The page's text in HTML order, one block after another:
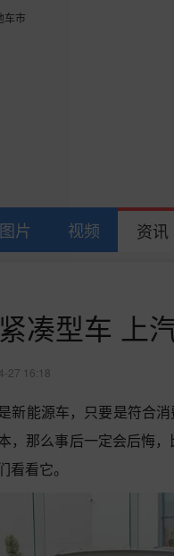
车市
图片 视频 资讯
凑型车 上
27 16:18
新能源车，只要是符合
，那么事后一定会后悔
看看它。